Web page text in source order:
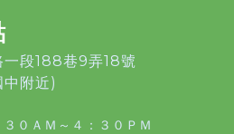
一段188巷9弄18號
附近)
０ＡＭ～４：３０ＰＭ